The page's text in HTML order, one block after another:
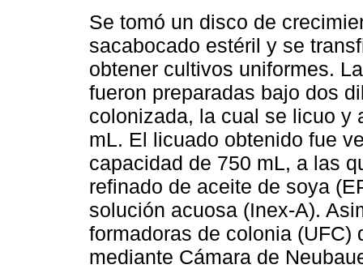
Se tomó un disco de
sacabocado estéril y se
obtener cultivos uniformes.
fueron preparadas bajo dos
colonizada, la cual se licuo y
mL. El licuado obtenido fue
capacidad de 750 mL, a las
refinado de aceite de soya
solución acuosa (Inex-A).
formadoras de colonia
mediante Cámara de